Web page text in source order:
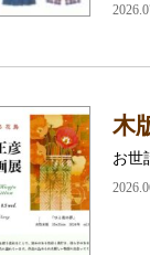
木
お世